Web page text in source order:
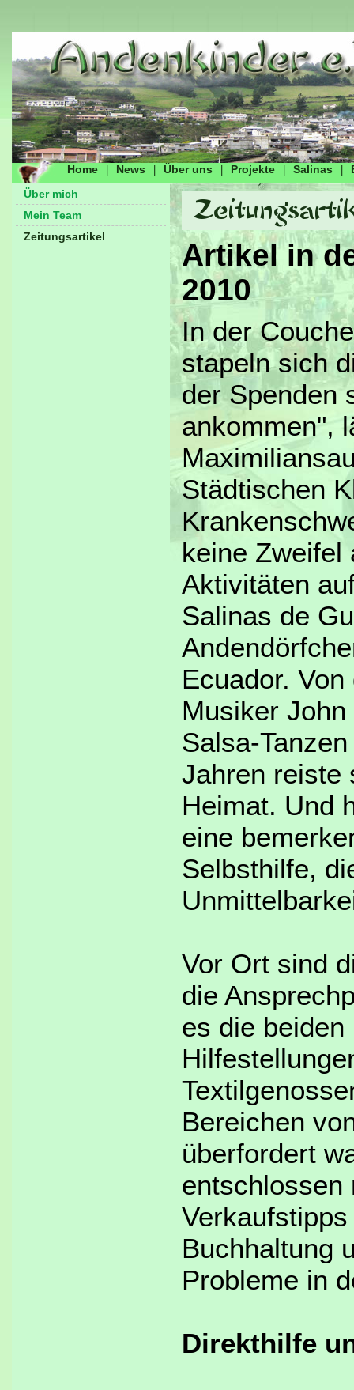
Home News Über uns Projekte Salinas
Über mich
Mein Team
Zeitungsartikel
Artikel in
2010
In der
stapeln sich
der Spenden
ankommen",
Städtischen
keine Zweifel
Aktivitäten
Salinas de
Ecuador.
Musiker
Salsa-
Jahren reiste
Heimat. Und
eine
Selbsthilfe,
Vor Ort sind
die
es die
Bereichen
überfordert
entschlossen
Buchhaltung
Probleme in
Direkthilfe